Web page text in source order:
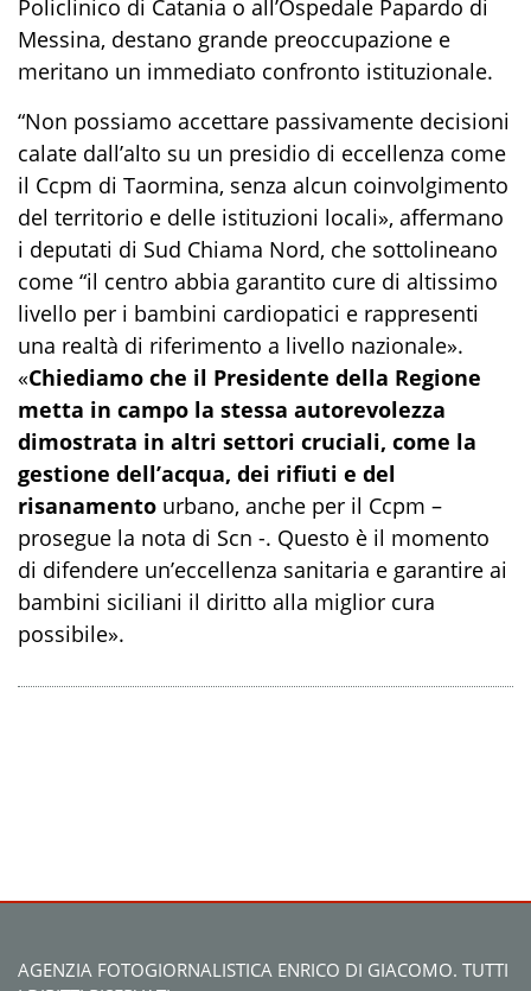
Policlinico di Catania o all’Ospedale Papardo di
Messina, destano grande preoccupazione e
meritano un immediato confronto istituzionale.
“Non possiamo accettare passivamente decisioni
calate dall’alto su un presidio di eccellenza come
il Ccpm di Taormina, senza alcun coinvolgimento
del territorio e delle istituzioni locali», affermano
i deputati di Sud Chiama Nord, che sottolineano
come “il centro abbia garantito cure di altissimo
livello per i bambini cardiopatici e rappresenti
una realtà di riferimento a livello nazionale».
«Chiediamo che il Presidente della Regione
metta in campo la stessa autorevolezza
dimostrata in altri settori cruciali, come la
gestione dell’acqua, dei rifiuti e del
risanamento urbano, anche per il Ccpm –
prosegue la nota di Scn -. Questo è il momento
di difendere un’eccellenza sanitaria e garantire ai
bambini siciliani il diritto alla miglior cura
possibile».
AGENZIA FOTOGIORNALISTICA ENRICO DI GIACOMO. TUTTI